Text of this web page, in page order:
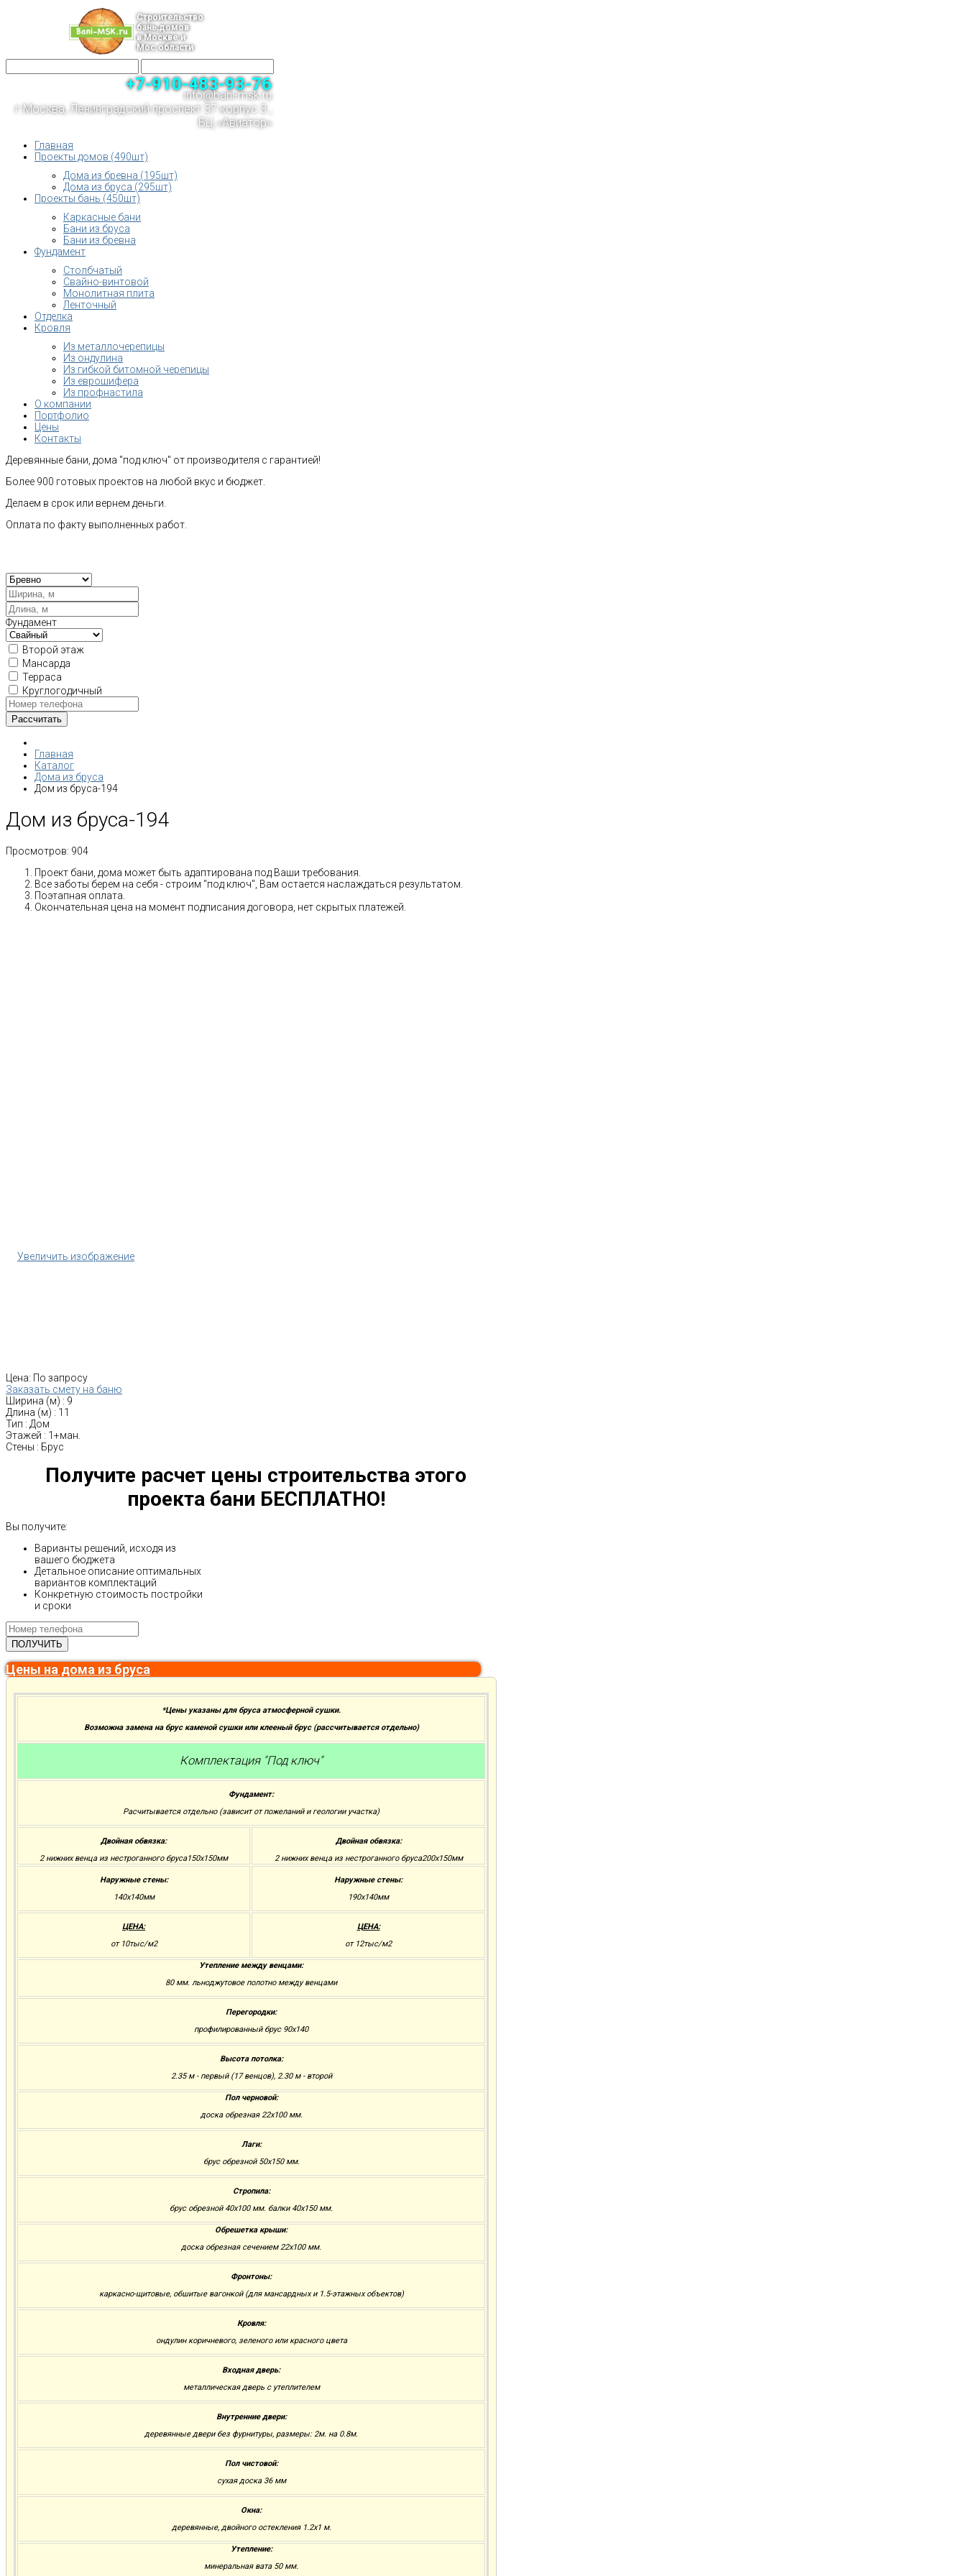
Строительство
бань,домов
в Москве и
Мос.области
+7-910-483-93-76
info@bani-msk.ru
г.Москва, Ленинградский проспект 37 корпус 3 ,
БЦ «Авиатор»
Главная
Проекты домов (490шт)
Дома из бревна (195шт)
Дома из бруса (295шт)
Проекты бань (450шт)
Каркасные бани
Бани из бруса
Бани из бревна
Фундамент
Столбчатый
Свайно-винтовой
Монолитная плита
Ленточный
Отделка
Кровля
Из металлочерепицы
Из ондулина
Из гибкой битомной черепицы
Из еврошифера
Из профнастила
О компании
Портфолио
Цены
Контакты
Деревянные бани, дома "под ключ" от производителя с гарантией!
Более 900 готовых проектов на любой вкус и бюджет.
Делаем в срок или вернем деньги.
Оплата по факту выполненных работ.
Фундамент
Второй этаж
Мансарда
Терраса
Круглогодичный
Главная
Каталог
Дома из бруса
Дом из бруса-194
Дом из бруса-194
Просмотров: 904
Проект бани, дома может быть адаптирована под Ваши требования.
Все заботы берем на себя - строим "под ключ", Вам остается наслаждаться результатом.
Поэтапная оплата.
Окончательная цена на момент подписания договора, нет скрытых платежей.
Увеличить изображение
Цена: По запросу
Заказать смету на баню
Ширина (м) : 9
Длина (м) : 11
Тип : Дом
Этажей : 1+ман.
Стены : Брус
Получите расчет цены строительства этого
проекта бани БЕСПЛАТНО!
Вы получите:
Варианты решений, исходя из
вашего бюджета
Детальное описание оптимальных
вариантов комплектаций
Конкретную стоимость постройки
и сроки
Цены на дома из бруса
*Цены указаны для бруса атмосферной сушки.
Возможна замена на брус каменой сушки или клееный брус (рассчитывается отдельно)
Комплектация "Под ключ"
Фундамент:
Расчитывается отдельно (зависит от пожеланий и геологии участка)
Двойная обвязка:
2 нижних венца из нестроганного бруса150х150мм
Двойная обвязка:
2 нижних венца из нестроганного бруса200x150мм
Наружные стены:
140х140мм
Наружные стены:
190х140мм
ЦЕНА:
от 10тыс/м2
ЦЕНА:
от 12тыс/м2
Утепление между венцами:
80 мм. льноджутовое полотно между венцами
Перегородки:
профилированный брус 90х140
Высота потолка:
2.35 м - первый (17 венцов), 2.30 м - второй
Пол черновой:
доска обрезная 22х100 мм.
Лаги:
брус обрезной 50х150 мм.
Стропила:
брус обрезной 40х100 мм. балки 40х150 мм.
Обрешетка крыши:
доска обрезная сечением 22х100 мм.
Фронтоны:
каркасно-щитовые, обшитые вагонкой (для мансардных и 1.5-этажных объектов)
Кровля:
ондулин коричневого, зеленого или красного цвета
Входная дверь:
металлическая дверь с утеплителем
Внутренние двери:
деревянные двери без фурнитуры, размеры: 2м. на 0.8м.
Пол чистовой:
сухая доска 36 мм
Окна:
деревянные, двойного остекления 1.2х1 м.
Утепление:
минеральная вата 50 мм.